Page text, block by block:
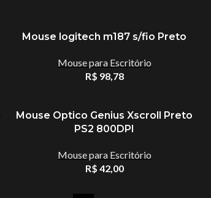
Mouse logitech m187 s/fio Preto
Mouse para Escritório
R$ 98,78
Mouse Optico Genius Xscroll Preto
PS2 800DPI
Mouse para Escritório
R$ 42,00